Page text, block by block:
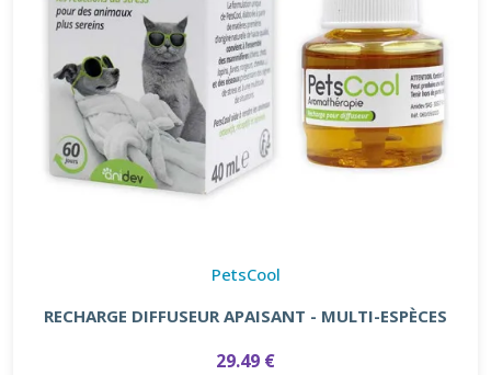
PetsCool
RECHARGE DIFFUSEUR APAISANT - MULTI-ESPÈCES
29.49 €